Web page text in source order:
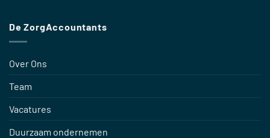
De ZorgAccountants
Over Ons
Team
Vacatures
Duurzaam ondernemen